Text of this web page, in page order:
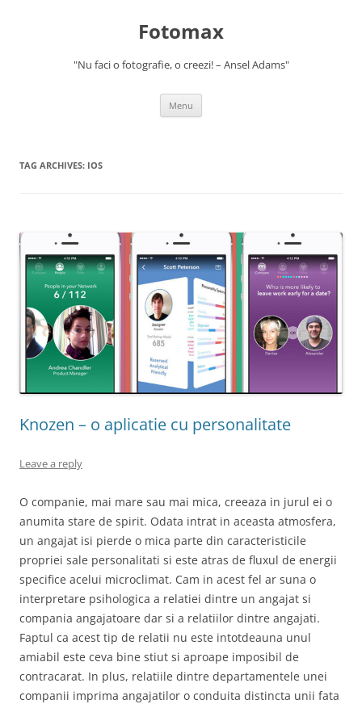
Fotomax
"Nu faci o fotografie, o creezi! – Ansel Adams"
Menu
TAG ARCHIVES: IOS
Knozen – o aplicatie cu personalitate
Leave a reply
O companie, mai mare sau mai mica, creeaza in jurul ei o
anumita stare de spirit. Odata intrat in aceasta atmosfera,
un angajat isi pierde o mica parte din caracteristicile
propriei sale personalitati si este atras de fluxul de energii
specifice acelui microclimat. Cam in acest fel ar suna o
interpretare psihologica a relatiei dintre un angajat si
compania angajatoare dar si a relatiilor dintre angajati.
Faptul ca acest tip de relatii nu este intotdeauna unul
amiabil este ceva bine stiut si aproape imposibil de
contracarat. In plus, relatiile dintre departamentele unei
companii imprima angajatilor o conduita distincta unii fata